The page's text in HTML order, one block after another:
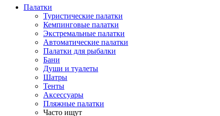
Палатки
Туристические палатки
Кемпинговые палатки
Экстремальные палатки
Автоматические палатки
Палатки для рыбалки
Бани
Души и туалеты
Шатры
Тенты
Аксессуары
Пляжные палатки
Часто ищут